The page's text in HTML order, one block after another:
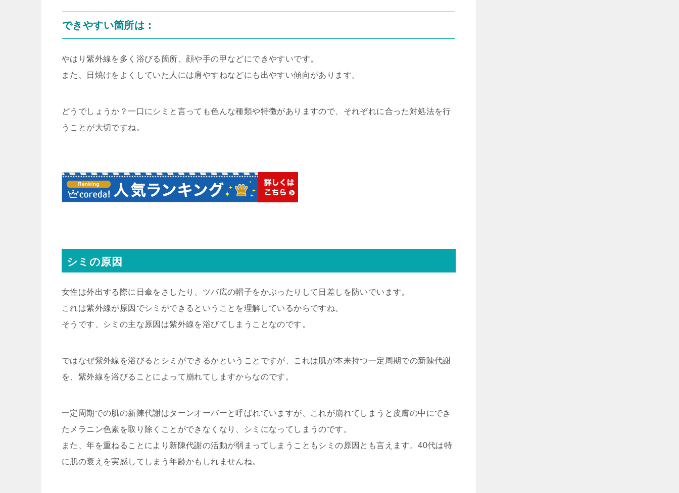
できやすい箇所は：
やはり紫外線を多く浴びる箇所、顔や手の甲などにできやすいです。
また、日焼けをよくしていた人には肩やすねなどにも出やすい傾向があります。
どうでしょうか？一口にシミと言っても色んな種類や特徴がありますので、それぞれに合った対処法を行
うことが大切ですね。
シミの原因
女性は外出する際に日傘をさしたり、ツバ広の帽子をかぶったりして日差しを防いでいます。
これは紫外線が原因でシミができるということを理解しているからですね。
そうです、シミの主な原因は紫外線を浴びてしまうことなのです。
ではなぜ紫外線を浴びるとシミができるかということですが、これは肌が本来持つ一定周期での新陳代謝
を、紫外線を浴びることによって崩れてしますからなのです。
一定周期での肌の新陳代謝はターンオーバーと呼ばれていますが、これが崩れてしまうと皮膚の中にでき
たメラニン色素を取り除くことができなくなり、シミになってしまうのです。
また、年を重ねることにより新陳代謝の活動が弱まってしまうこともシミの原因とも言えます。40代は特
に肌の衰えを実感してしまう年齢かもしれませんね。